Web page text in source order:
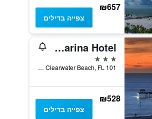
₪657
צפייה בדילים
Pier House 60 Clearwater Beach Marina Hotel
3 כוכבים
101 Coronado Drive, Clearwater Beach, FL, ארצות הברית
₪528
צפייה בדילים